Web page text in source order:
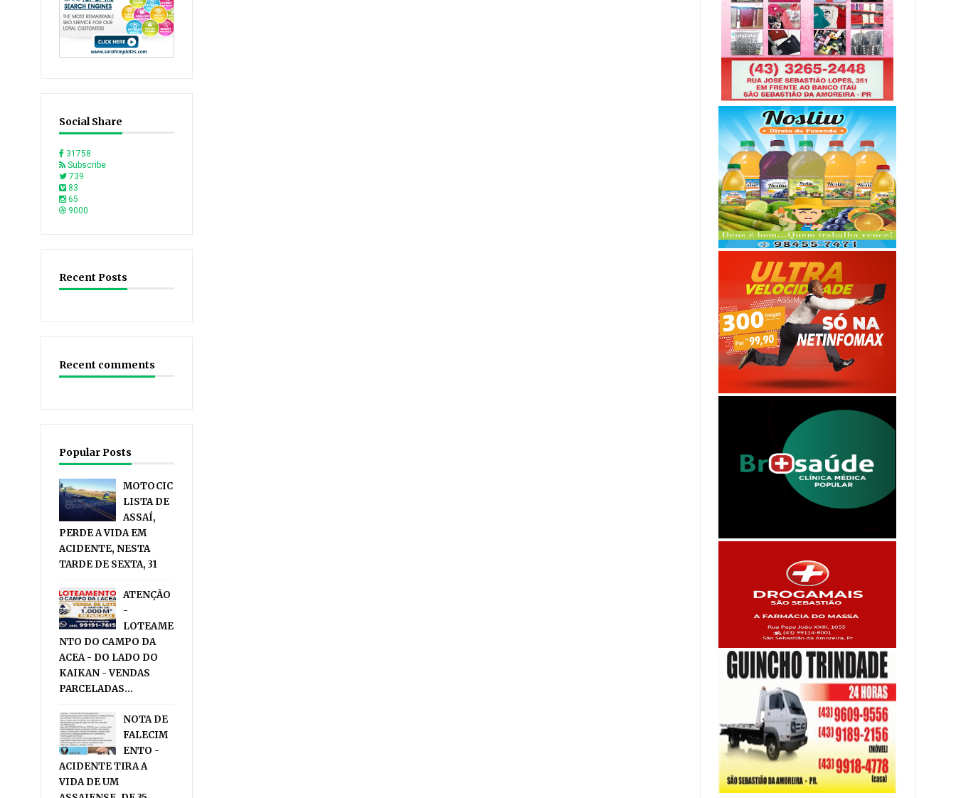
Social Share
31758
Subscribe
739
83
65
9000
Recent Posts
Recent comments
Popular Posts
MOTOCIC
LISTA DE
ASSAÍ,
PERDE A VIDA EM
ACIDENTE, NESTA
TARDE DE SEXTA, 31
ATENÇÃO
-
LOTEAME
NTO DO CAMPO DA
ACEA - DO LADO DO
KAIKAN - VENDAS
PARCELADAS...
NOTA DE
FALECIM
ENTO -
ACIDENTE TIRA A
VIDA DE UM